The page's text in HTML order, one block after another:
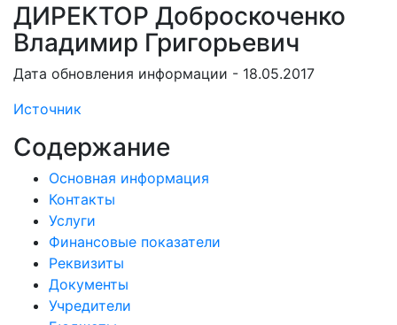
ДИРЕКТОР Доброскоченко
Владимир Григорьевич
Дата обновления информации - 18.05.2017
Источник
Содержание
Основная информация
Контакты
Услуги
Финансовые показатели
Реквизиты
Документы
Учредители